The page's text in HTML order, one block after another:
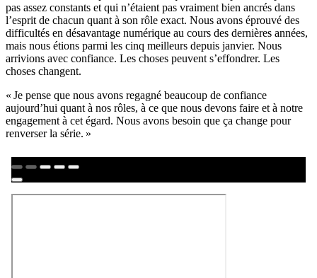
pas assez constants et qui n’étaient pas vraiment bien ancrés dans
l’esprit de chacun quant à son rôle exact. Nous avons éprouvé des
difficultés en désavantage numérique au cours des dernières années,
mais nous étions parmi les cinq meilleurs depuis janvier. Nous
arrivions avec confiance. Les choses peuvent s’effondrer. Les
choses changent.
« Je pense que nous avons regagné beaucoup de confiance
aujourd’hui quant à nos rôles, à ce que nous devons faire et à notre
engagement à cet égard. Nous avons besoin que ça change pour
renverser la série. »